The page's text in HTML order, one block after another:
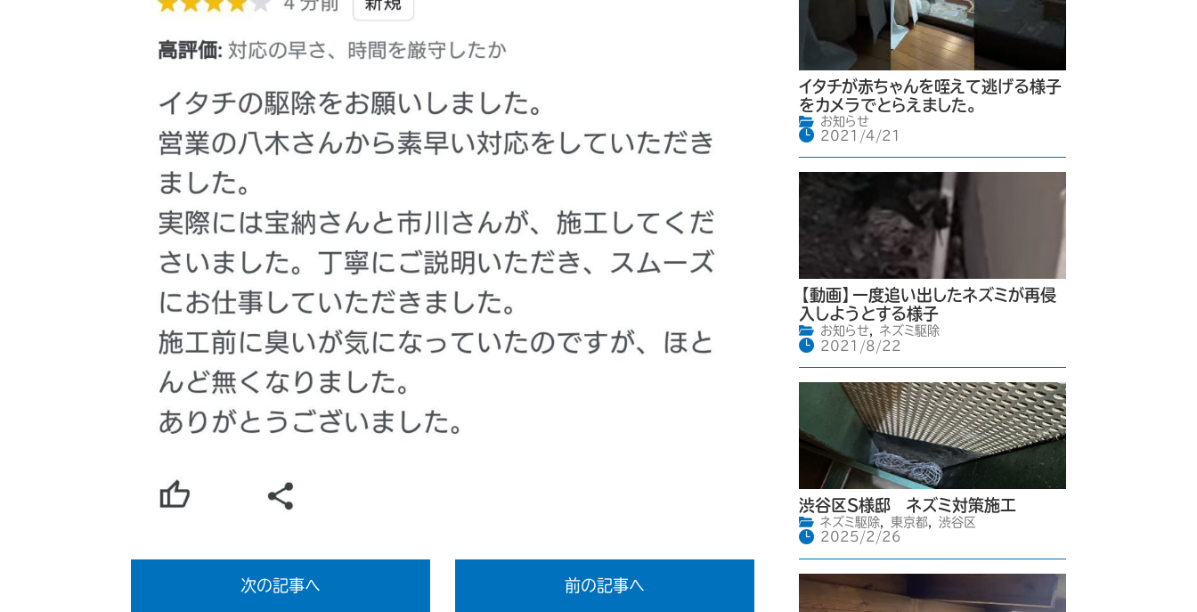
次の記事へ 前の記事へ
イタチが赤ちゃんを咥えて逃げる様子
をカメラでとらえました。
お知らせ
2021/4/21
【動画】一度追い出したネズミが再侵
入しようとする様子
お知らせ,
ネズミ駆除
2021/8/22
渋谷区S様邸 ネズミ対策施工
ネズミ駆除, 東京都,
渋谷区
2025/2/26